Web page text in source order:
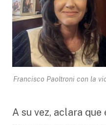
Francisco Paoltroni con la
A su vez, aclara